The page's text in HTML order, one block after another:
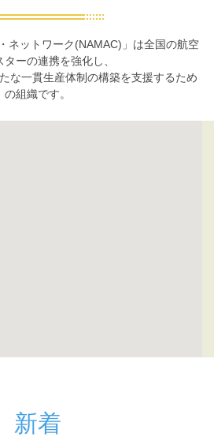
ネットワーク(NAMAC)」は全国の航空
ターの連携を強化し、
な一貫生産体制の構築を支援するため
の組織です。
新着